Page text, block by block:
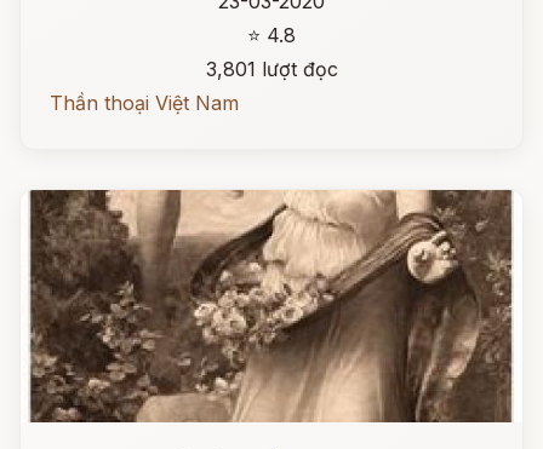
⭐ 4.8
3,801 lượt đọc
Thần thoại Việt Nam